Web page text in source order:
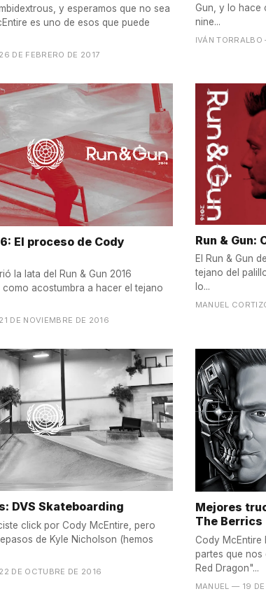
y esperamos que no sea
es uno de esos que puede
DE FEBRERO DE 2017
Gun, y lo hace
nine...
IVÁN TORRALBO
El proceso de Cody
la lata del Run & Gun 2016
como acostumbra a hacer el tejano
DE NOVIEMBRE DE 2016
Run & Gun:
El Run & Gun
tejano del
lo...
MANUEL
DVS Skateboarding
click por Cody McEntire, pero
de Kyle Nicholson (hemos
DE OCTUBRE DE 2016
Mejores
The Berrics
Cody McEntire
partes que nos
Red Dragon"...
MANUEL — 19 DE